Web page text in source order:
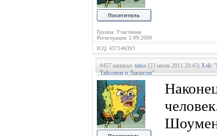
Группа: Участники
Регистрация: 2.09.2009
ICQ: 437146393
#457 написал: tatiss (23 июня 2011 20:45) Хэй:
Тайсоном и Льюисом"